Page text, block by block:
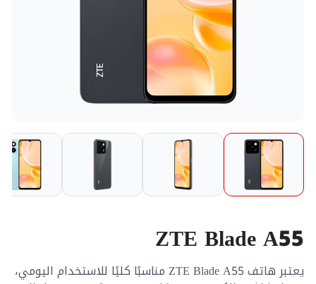
ZTE Blade A55
يعتبر هاتف ZTE Blade A55 مناسبًا كليًا للاستخدام اليومي،